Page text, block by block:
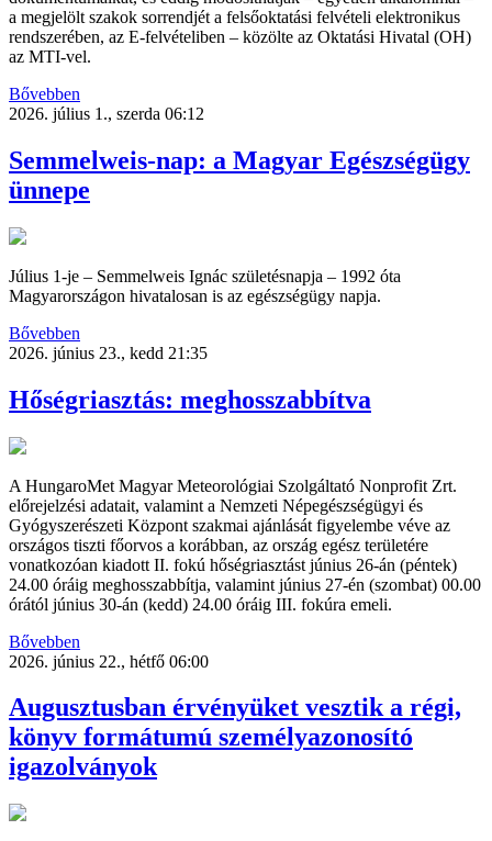
a megjelölt szakok sorrendjét a felsőoktatási felvételi elektronikus
rendszerében, az E-felvételiben – közölte az Oktatási Hivatal (OH)
az MTI-vel.
Bővebben
2026. július 1., szerda 06:12
Semmelweis-nap: a Magyar Egészségügy
ünnepe
Július 1-je – Semmelweis Ignác születésnapja – 1992 óta
Magyarországon hivatalosan is az egészségügy napja.
Bővebben
2026. június 23., kedd 21:35
Hőségriasztás: meghosszabbítva
A HungaroMet Magyar Meteorológiai Szolgáltató Nonprofit Zrt.
előrejelzési adatait, valamint a Nemzeti Népegészségügyi és
Gyógyszerészeti Központ szakmai ajánlását figyelembe véve az
országos tiszti főorvos a korábban, az ország egész területére
vonatkozóan kiadott II. fokú hőségriasztást június 26-án (péntek)
24.00 óráig meghosszabbítja, valamint június 27-én (szombat) 00.00
órától június 30-án (kedd) 24.00 óráig III. fokúra emeli.
Bővebben
2026. június 22., hétfő 06:00
Augusztusban érvényüket vesztik a régi,
könyv formátumú személyazonosító
igazolványok